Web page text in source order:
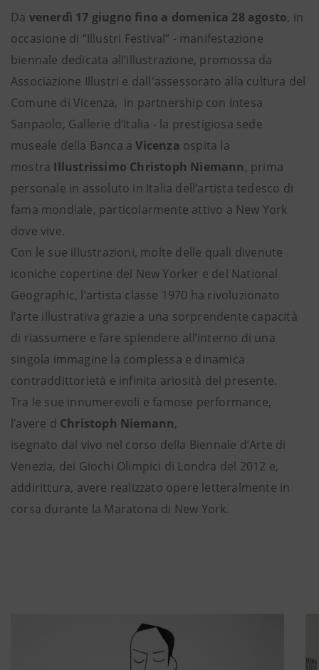
Da venerdì 17 giugno fino a domenica 28 agosto, in
occasione di “Illustri Festival” - manifestazione
biennale dedicata all’illustrazione, promossa da
Associazione Illustri e dall'assessorato alla cultura del
Comune di Vicenza, in partnership con Intesa
Sanpaolo, Gallerie d’Italia - la prestigiosa sede
museale della Banca a Vicenza ospita la
mostra Illustrissimo Christoph Niemann, prima
personale in assoluto in Italia dell’artista tedesco di
fama mondiale, particolarmente attivo a New York
dove vive.
Con le sue illustrazioni, molte delle quali divenute
iconiche copertine del New Yorker e del National
Geographic, l’artista classe 1970 ha rivoluzionato
l’arte illustrativa grazie a una sorprendente capacità
di riassumere e fare splendere all’interno di una
singola immagine la complessa e dinamica
contraddittorietà e infinita ariosità del presente.
Tra le sue innumerevoli e famose performance,
l’avere d Christoph Niemann,
isegnato dal vivo nel corso della Biennale d’Arte di
Venezia, dei Giochi Olimpici di Londra del 2012 e,
addirittura, avere realizzato opere letteralmente in
corsa durante la Maratona di New York.